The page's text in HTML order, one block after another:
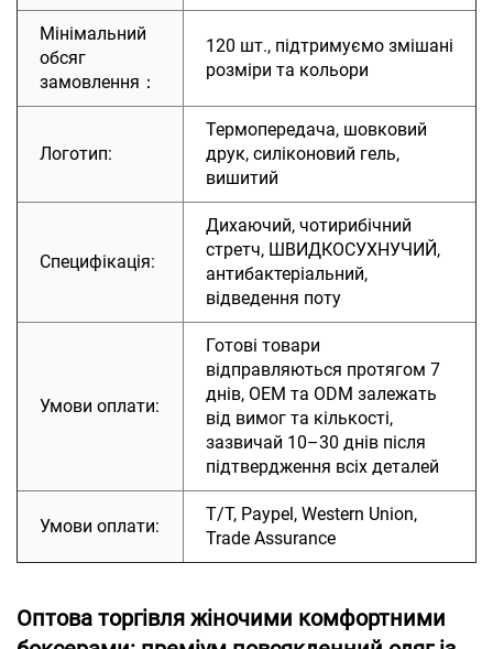
Мінімальний
обсяг
замовлення：
120 шт., підтримуємо змішані
розміри та кольори
Логотип:
Термопередача, шовковий
друк, силіконовий гель,
вишитий
Специфікація:
Дихаючий, чотирибічний
стретч, ШВИДКОСУХНУЧИЙ,
антибактеріальний,
відведення поту
Умови оплати:
Готові товари
відправляються протягом 7
днів, OEM та ODM залежать
від вимог та кількості,
зазвичай 10–30 днів після
підтвердження всіх деталей
Умови оплати:
T/T, Paypel, Western Union,
Trade Assurance
Оптова торгівля жіночими комфортними